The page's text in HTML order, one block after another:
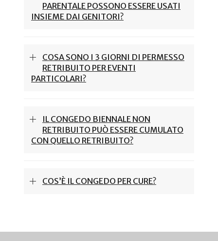
PARENTALE POSSONO ESSERE USATI
INSIEME DAI GENITORI?
COSA SONO I 3 GIORNI DI PERMESSO
RETRIBUITO PER EVENTI
PARTICOLARI?
IL CONGEDO BIENNALE NON
RETRIBUITO PUÒ ESSERE CUMULATO
CON QUELLO RETRIBUITO?
COS’È IL CONGEDO PER CURE?